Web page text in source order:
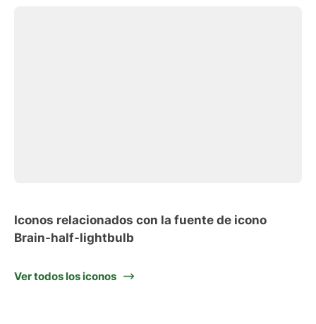
Iconos relacionados con la fuente de icono
Brain-half-lightbulb
Ver todos los iconos